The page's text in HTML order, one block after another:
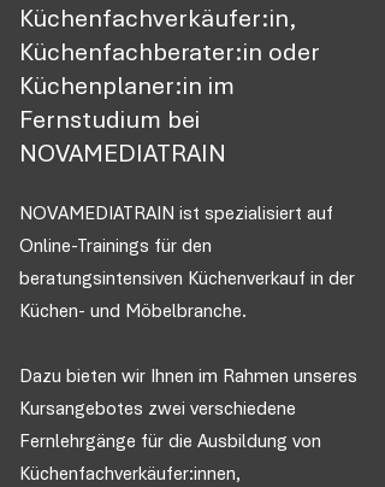
Küchenfachverkäufer:in,
Küchenfachberater:in oder
Küchenplaner:in im
Fernstudium bei
NOVAMEDIATRAIN
NOVAMEDIATRAIN ist spezialisiert auf
Online-Trainings für den
beratungsintensiven Küchenverkauf in der
Küchen- und Möbelbranche.
Dazu bieten wir Ihnen im Rahmen unseres
Kursangebotes zwei verschiedene
Fernlehrgänge für die Ausbildung von
Küchenfachverkäufer:innen,